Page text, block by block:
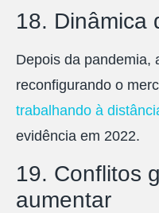
18. Dinâmica
Depois da pandemia,
reconfigurando o
trabalhando à
evidência em 2022.
19. Conflitos
aumentar